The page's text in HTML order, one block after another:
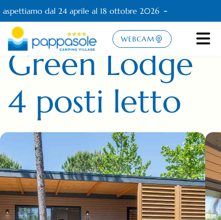
dal 24 aprile al 18 ottobre 2026
WEBCAM
Green Lodge
4 posti letto
GREEN LODGE